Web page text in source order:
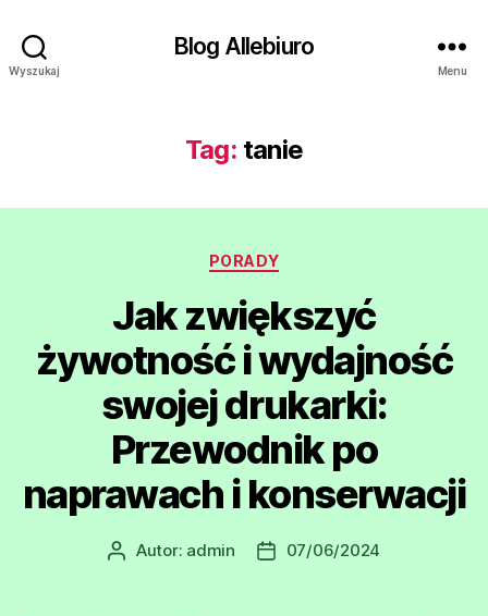
Wyszukaj
Blog Allebiuro
Menu
Tag: tanie
Kategorie
PORADY
Jak zwiększyć
żywotność i wydajność
swojej drukarki:
Przewodnik po
naprawach i konserwacji
AutorAutor: admin
Data07/06/2024